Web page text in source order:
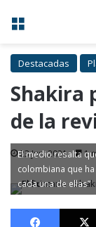
Menú
Destacadas
Shakira
de la
23 Jun, 2021 1
El medio resalta
colombiana que
cada una de ellas”